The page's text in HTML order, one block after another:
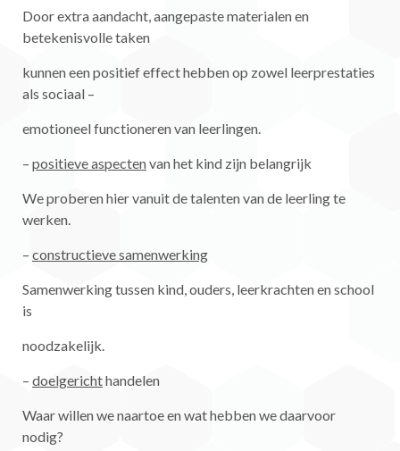
Door extra aandacht, aangepaste materialen en
betekenisvolle taken
kunnen een positief effect hebben op zowel leerprestaties
als sociaal –
emotioneel functioneren van leerlingen.
– positieve aspectenvan het kind zijn belangrijk
We proberen hier vanuit de talenten van de leerling te
werken.
– constructieve samenwerking
Samenwerking tussen kind, ouders, leerkrachten en school
is
noodzakelijk.
– doelgerichthandelen
Waar willen we naartoe en wat hebben we daarvoor
nodig?